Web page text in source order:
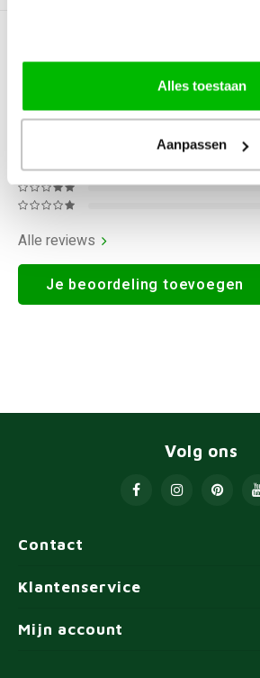
Alles toestaan
Aanpassen
BEOORDELINGEN
Alle reviews
Je beoordeling toevoegen
Contact
Volg ons
Klantenservice
Mijn account